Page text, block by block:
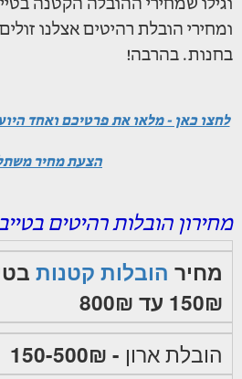
וגילו שמחירי ההובלה הקטנה
ומחירי הובלת רהיטים אצלנו
בחנות. בהרבה!
לחצו כאן - מלאו את פרטיכם ואחד
הצעת מחיר
מחירון הובלות רהיטים
מחיר הובלות קטנות
150₪ עד 800₪
הובלת ארון - 150-500₪